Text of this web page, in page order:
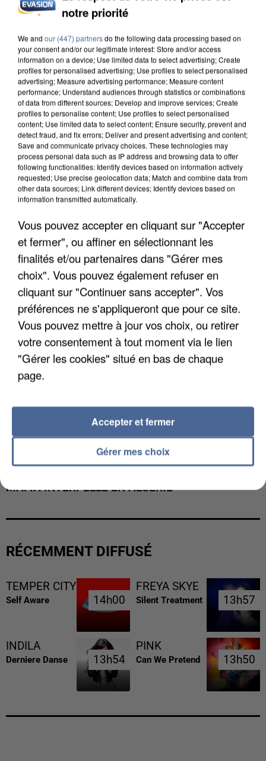
INCENDIES : L’ÎLE-DE-FRANCE LANCE UN ÉLAN
APRÈS TOUTES CES CANICULES, LES REFUGES
DE FAUNE SAUVAGE SONT...
MAFIA INTERPELLÉ EN ALGÉRIE
RÉCEMMENT DIFFUSÉ
TEMPER CITY
Self Aware 14h00
14h00
FREYA SKYE
Silent Treatment 13h57
13h57
INDILA
Derniere Danse 13h54
13h54
PINK
Can We Pretend 13h50
13h50
notre priorité
We and our (447) partnersdo the following data processing based on
your consent and/or our legitimate interest: Store and/or access
information on a device; Use limited data to select advertising; Create
profiles for personalised advertising; Use profiles to select personalised
advertising; Measure advertising performance; Measure content
performance; Understand audiences through statistics or combinations
of data from different sources; Develop and improve services; Create
profiles to personalise content; Use profiles to select personalised
content; Use limited data to select content; Ensure security, prevent and
detect fraud, and fix errors; Deliver and present advertising and content;
Save and communicate privacy choices. These technologies may
process personal data such as IP address and browsing data to offer
following functionalities: Identify devices based on information actively
requested; Use precise geolocation data; Match and combine data from
other data sources; Link different devices; Identify devices based on
information transmitted automatically.
Vous pouvez accepter en cliquant sur "Accepter
et fermer", ou affiner en sélectionnant les
finalités et/ou partenaires dans "Gérer mes
choix". Vous pouvez également refuser en
cliquant sur "Continuer sans accepter". Vos
préférences ne s'appliqueront que pour ce site.
Vous pouvez mettre à jour vos choix, ou retirer
votre consentement à tout moment via le lien
"Gérer les cookies" situé en bas de chaque
page.
Gérer mes choix
Accepter et fermer